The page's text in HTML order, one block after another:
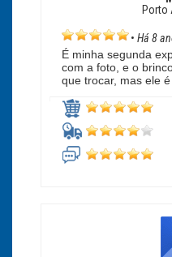
Porto
• Há 8
É minha segunda
com a foto, e o
que trocar, mas ele